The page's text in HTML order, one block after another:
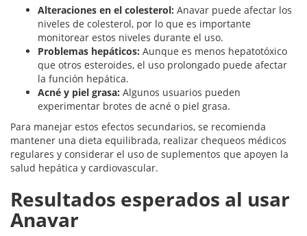
Alteraciones en el colesterol: Anavar puede afectar los
niveles de colesterol, por lo que es importante
monitorear estos niveles durante el uso.
Problemas hepáticos: Aunque es menos hepatotóxico
que otros esteroides, el uso prolongado puede afectar
la función hepática.
Acné y piel grasa: Algunos usuarios pueden
experimentar brotes de acné o piel grasa.
Para manejar estos efectos secundarios, se recomienda
mantener una dieta equilibrada, realizar chequeos médicos
regulares y considerar el uso de suplementos que apoyen la
salud hepática y cardiovascular.
Resultados esperados al usar
Anavar